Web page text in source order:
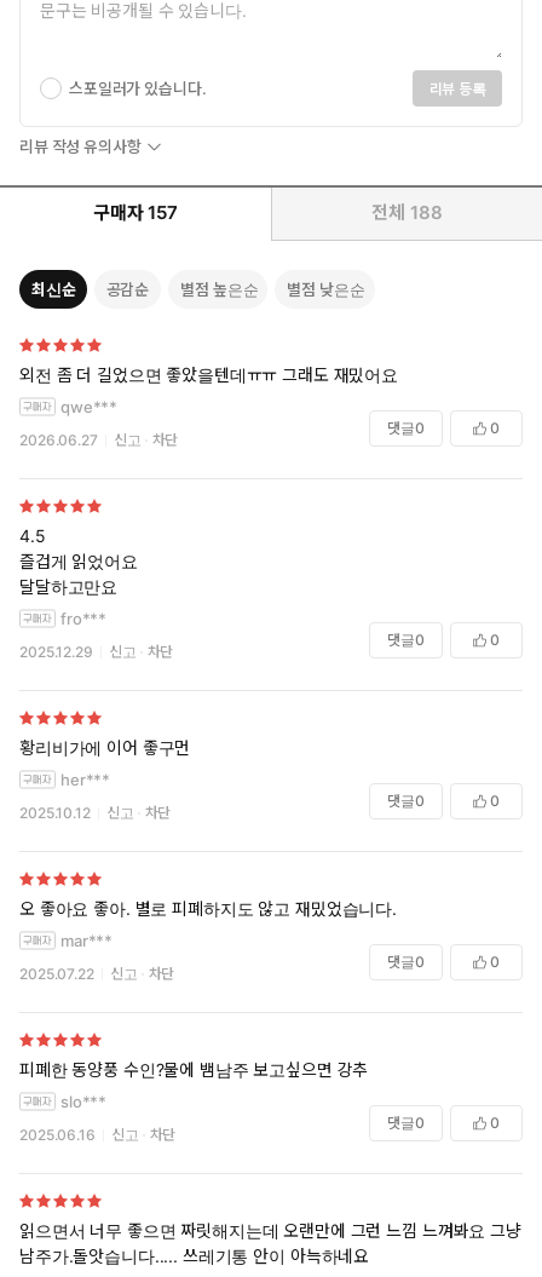
스포일러가 있습니다. 리뷰 등록
리뷰 작성 유의사항
구매자 157 전체 188
최신순 공감순 별점 높은순 별점 낮은순
외전 좀 더 길었으면 좋았을텐데ㅠㅠ 그래도 재밌어요
qwe***
2026.06.27 신고 차단
댓글0 0
4.5
즐겁게 읽었어요
달달하고만요
fro***
2025.12.29 신고 차단
댓글0 0
황리비가에 이어 좋구먼
her***
2025.10.12 신고 차단
댓글0 0
오 좋아요 좋아. 별로 피폐하지도 않고 재밌었습니다.
mar***
2025.07.22 신고 차단
댓글0 0
피폐한 동양풍 수인?물에 뱀남주 보고싶으면 강추
slo***
2025.06.16 신고 차단
댓글0 0
읽으면서 너무 좋으면 짜릿해지는데 오랜만에 그런 느낌 느껴봐요 그냥.
남주가.돌앗습니다..... 쓰레기통 안이 아늑하네요